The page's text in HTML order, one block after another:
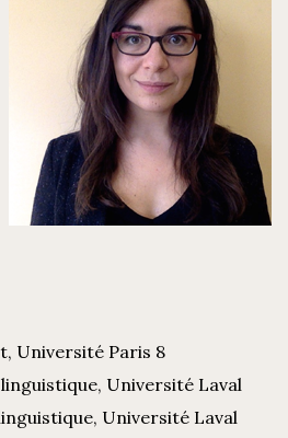
Université Paris 8
Université Laval
Université Laval